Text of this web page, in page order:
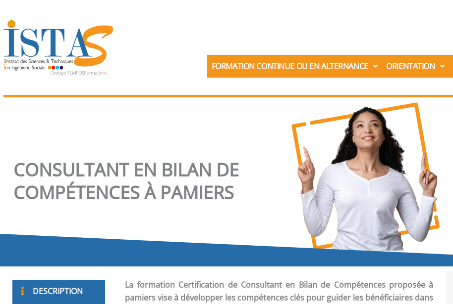
au
contenu
FORMATION CONTINUE OU EN ALTERNANCE ORIENTATION
CONSULTANT EN BILAN DE
COMPÉTENCES À PAMIERS
DESCRIPTION
La formation Certification de Consultant en Bilan de Compétencesproposée à
pamiers vise à développer les compétences clés pour guider les bénéficiaires dans